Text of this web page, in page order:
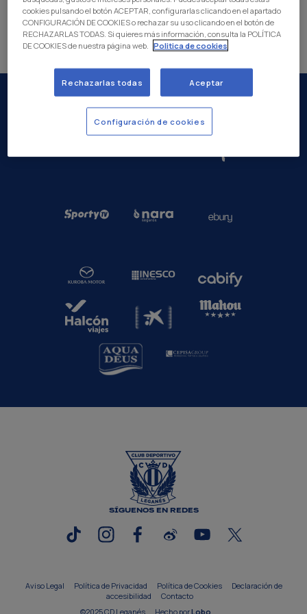
SÍGUENOS EN REDES
Aviso Legal Política de Privacidad Política de Cookies
Declaración de
accesibilidad
Contacto
©2025 CD Leganés
Hecho porLobo
cookies pulsando el botón ACEPTAR, configurarlas clicando en el apartado
CONFIGURACIÓN DE COOKIES o rechazar su uso clicando en el botón de
RECHAZARLAS TODAS. Si quieres más información, consulta la POLÍTICA
DE COOKIES de nuestra página web. Politica de cookies
Rechazarlas todas Aceptar
Configuración de cookies